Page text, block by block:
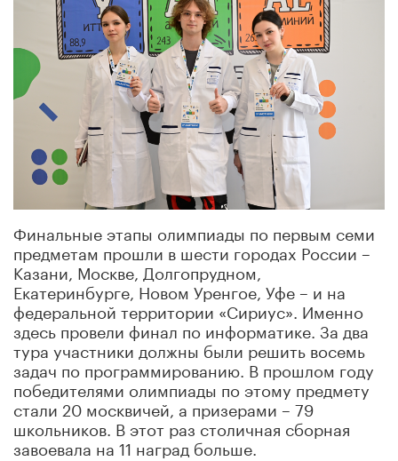
Финальные этапы олимпиады по первым семи
предметам прошли в шести городах России –
Казани, Москве, Долгопрудном,
Екатеринбурге, Новом Уренгое, Уфе – и на
федеральной территории «Сириус». Именно
здесь провели финал по информатике. За два
тура участники должны были решить восемь
задач по программированию. В прошлом году
победителями олимпиады по этому предмету
стали 20 москвичей, а призерами – 79
школьников. В этот раз столичная сборная
завоевала на 11 наград больше.